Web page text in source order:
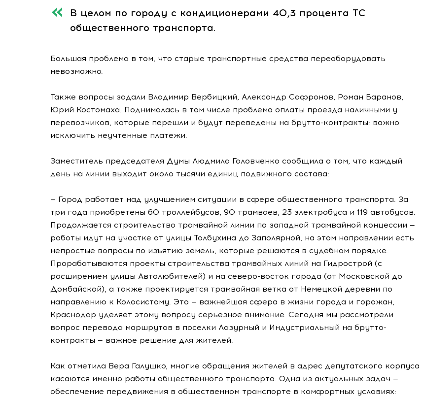
В целом по городу с кондиционерами 40,3 процента ТС
общественного транспорта.
Большая проблема в том, что старые транспортные средства переоборудовать
невозможно.
Также вопросы задали Владимир Вербицкий, Александр Сафронов, Роман Баранов,
Юрий Костомаха. Поднималась в том числе проблема оплаты проезда наличными у
перевозчиков, которые перешли и будут переведены на брутто-контракты: важно
исключить неучтенные платежи.
Заместитель председателя Думы Людмила Головченко сообщила о том, что каждый
день на линии выходит около тысячи единиц подвижного состава:
— Город работает над улучшением ситуации в сфере общественного транспорта. За
три года приобретены 60 троллейбусов, 90 трамваев, 23 электробуса и 119 автобусов.
Продолжается строительство трамвайной линии по западной трамвайной концессии —
работы идут на участке от улицы Толбухина до Заполярной, на этом направлении есть
непростые вопросы по изъятию земель, которые решаются в судебном порядке.
Прорабатываются проекты строительства трамвайных линий на Гидрострой (с
расширением улицы Автолюбителей) и на северо-восток города (от Московской до
Домбайской), а также проектируется трамвайная ветка от Немецкой деревни по
направлению к Колосистому. Это — важнейшая сфера в жизни города и горожан,
Краснодар уделяет этому вопросу серьезное внимание. Сегодня мы рассмотрели
вопрос перевода маршрутов в поселки Лазурный и Индустриальный на брутто-
контракты — важное решение для жителей.
Как отметила Вера Галушко, многие обращения жителей в адрес депутатского корпуса
касаются именно работы общественного транспорта. Одна из актуальных задач —
обеспечение передвижения в общественном транспорте в комфортных условиях: